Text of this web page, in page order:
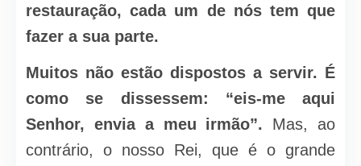
restauração, cada um de nós tem que
fazer a sua parte.
Muitos não estão dispostos a servir. É
como se dissessem: “eis-me aqui
Senhor, envia a meu irmão”. Mas, ao
contrário, o nosso Rei, que é o grande